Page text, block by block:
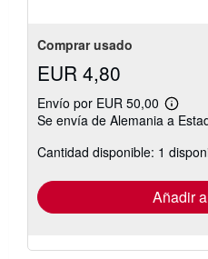
Comprar usado
EUR 4,80
Envío por EUR 50,00
Más
las
tarifas
envío
Se envía de Alemania a
Cantidad disponible: 1
Añadir